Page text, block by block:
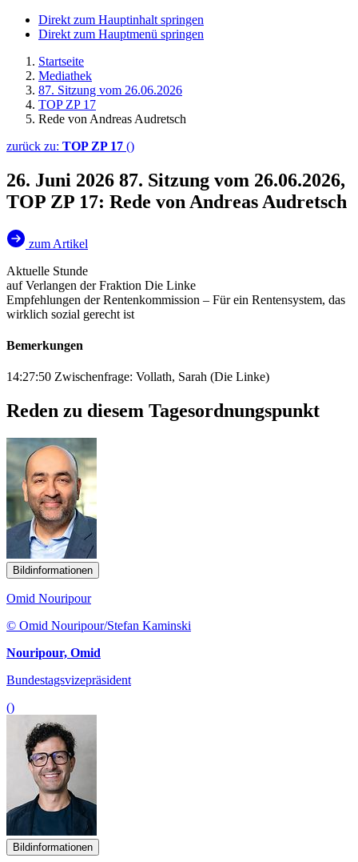
Direkt zum Hauptinhalt springen
Direkt zum Hauptmenü springen
Startseite
Mediathek
87. Sitzung vom 26.06.2026
TOP ZP 17
Rede von Andreas Audretsch
zurück zu: TOP ZP 17 ()
26. Juni 2026 87. Sitzung vom 26.06.2026,
TOP ZP 17: Rede von Andreas Audretsch
zum Artikel
Aktuelle Stunde
auf Verlangen der Fraktion Die Linke
Empfehlungen der Rentenkommission – Für ein Rentensystem, das
wirklich sozial gerecht ist
Bemerkungen
14:27:50 Zwischenfrage: Vollath, Sarah (Die Linke)
Reden zu diesem Tagesordnungspunkt
Bildinformationen
Omid Nouripour
© Omid Nouripour/Stefan Kaminski
Nouripour, Omid
Bundestagsvizepräsident
()
Bildinformationen